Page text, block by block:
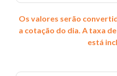
Os valores serão
a cotação do dia. A taxa
está